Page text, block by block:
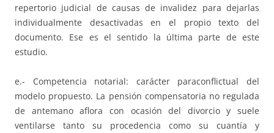
repertorio judicial de causas de invalidez para dejarlas
individualmente desactivadas en el propio texto del
documento. Ese es el sentido la última parte de este
estudio.
e.- Competencia notarial: carácter paraconflictual del
modelo propuesto. La pensión compensatoria no regulada
de antemano aflora con ocasión del divorcio y suele
ventilarse tanto su procedencia como su cuantía y